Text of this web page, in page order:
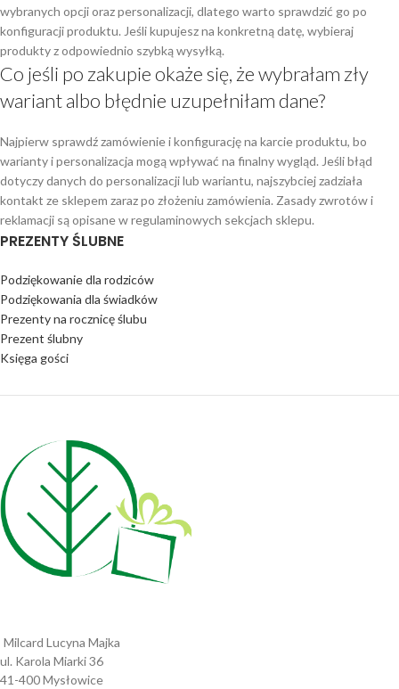
wybranych opcji oraz personalizacji, dlatego warto sprawdzić go po
konfiguracji produktu. Jeśli kupujesz na konkretną datę, wybieraj
produkty z odpowiednio szybką wysyłką.
Co jeśli po zakupie okaże się, że wybrałam zły
wariant albo błędnie uzupełniłam dane?
Najpierw sprawdź zamówienie i konfigurację na karcie produktu, bo
warianty i personalizacja mogą wpływać na finalny wygląd. Jeśli błąd
dotyczy danych do personalizacji lub wariantu, najszybciej zadziała
kontakt ze sklepem zaraz po złożeniu zamówienia. Zasady zwrotów i
reklamacji są opisane w regulaminowych sekcjach sklepu.
PREZENTY ŚLUBNE
Podziękowanie dla rodziców
Podziękowania dla świadków
Prezenty na rocznicę ślubu
Prezent ślubny
Księga gości
Milcard Lucyna Majka
ul. Karola Miarki 36
41-400 Mysłowice